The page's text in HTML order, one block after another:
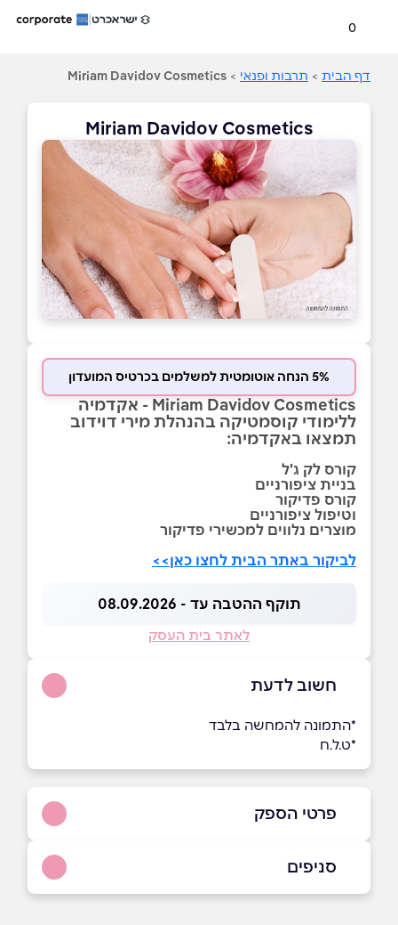
0
דף הבית > תרבות ופנאי >
Miriam Davidov Cosmetics
Miriam Davidov Cosmetics
5% הנחה אוטומטית למשלמים בכרטיס המועדון
Miriam Davidov Cosmetics - אקדמיה
ללימודי קוסמטיקה בהנהלת מירי דוידוב
תמצאו באקדמיה:
קורס לק ג'ל
בניית ציפורניים
קורס פדיקור
וטיפול ציפורניים
מוצרים נלווים למכשירי פדיקור
לביקור באתר הבית לחצו כאן>>
תוקף ההטבה עד - 08.09.2026
לאתר בית העסק
חשוב לדעת
*התמונה להמחשה בלבד
*ט.ל.ח
פרטי הספק
052-6981101
סניפים